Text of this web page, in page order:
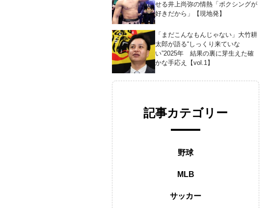
せる井上尚弥の情熱「ボクシングが
好きだから」【現地発】
「まだこんなもんじゃない」大竹耕
太郎が語る“しっくり来ていな
い”2025年 結果の裏に芽生えた確
かな手応え【vol.1】
記事カテゴリー
野球
MLB
サッカー